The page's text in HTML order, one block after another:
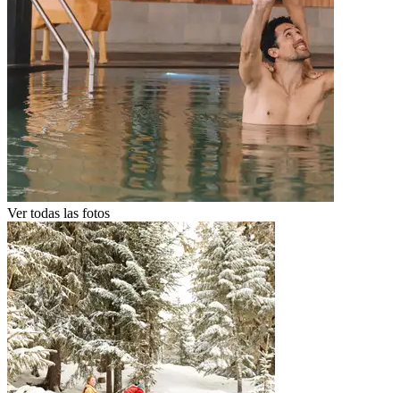
Ver todas las fotos